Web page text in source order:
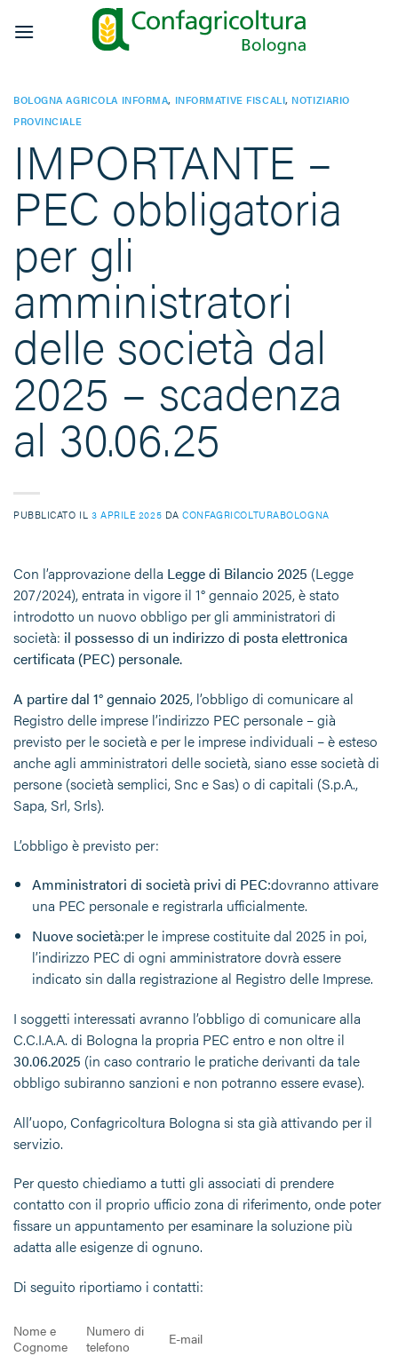
BOLOGNA AGRICOLA INFORMA, INFORMATIVE FISCALI, NOTIZIARIO
PROVINCIALE
IMPORTANTE –
PEC obbligatoria
per gli
amministratori
delle società dal
2025 – scadenza
al 30.06.25
PUBBLICATO IL 3 APRILE 2025 DACONFAGRICOLTURABOLOGNA
Con l’approvazione della Legge di Bilancio 2025 (Legge
207/2024), entrata in vigore il 1° gennaio 2025, è stato
introdotto un nuovo obbligo per gli amministratori di
società: il possesso di un indirizzo di posta elettronica
certificata (PEC) personale.
A partire dal 1° gennaio 2025, l’obbligo di comunicare al
Registro delle imprese l’indirizzo PEC personale – già
previsto per le società e per le imprese individuali – è esteso
anche agli amministratori delle società, siano esse società di
persone (società semplici, Snc e Sas) o di capitali (S.p.A.,
Sapa, Srl, Srls).
L’obbligo è previsto per:
Amministratori di società privi di PEC:dovranno attivare
una PEC personale e registrarla ufficialmente.
Nuove società:per le imprese costituite dal 2025 in poi,
l’indirizzo PEC di ogni amministratore dovrà essere
indicato sin dalla registrazione al Registro delle Imprese.
I soggetti interessati avranno l’obbligo di comunicare alla
C.C.I.A.A. di Bologna la propria PEC entro e non oltre il
30.06.2025 (in caso contrario le pratiche derivanti da tale
obbligo subiranno sanzioni e non potranno essere evase).
All’uopo, Confagricoltura Bologna si sta già attivando per il
servizio.
Per questo chiediamo a tutti gli associati di prendere
contatto con il proprio ufficio zona di riferimento, onde poter
fissare un appuntamento per esaminare la soluzione più
adatta alle esigenze di ognuno.
Di seguito riportiamo i contatti:
Nome e
Cognome
Numero di
telefono
E-mail